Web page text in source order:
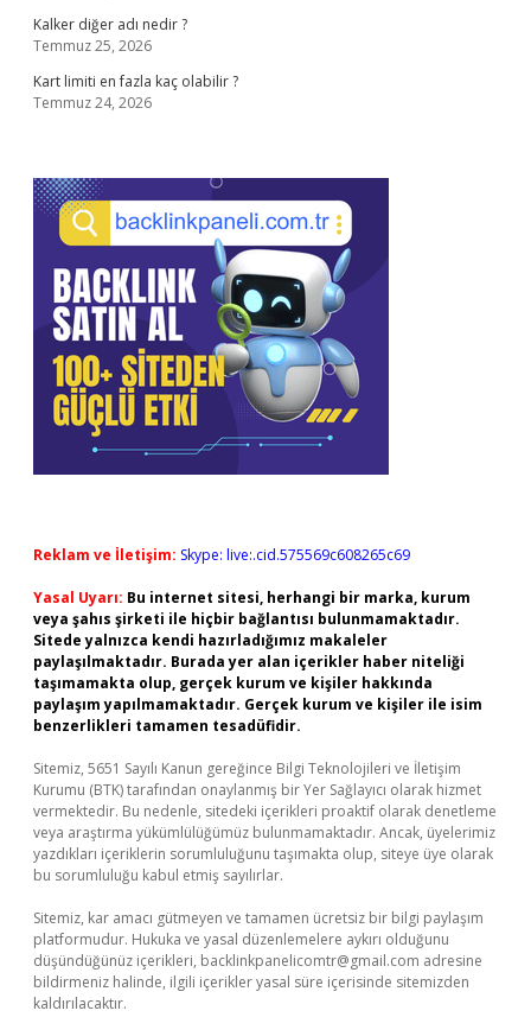
Kalker diğer adı nedir ?
Temmuz 25, 2026
Kart limiti en fazla kaç olabilir ?
Temmuz 24, 2026
Reklam ve İletişim: Skype: live:.cid.575569c608265c69
Yasal Uyarı: Bu internet sitesi, herhangi bir marka, kurum
veya şahıs şirketi ile hiçbir bağlantısı bulunmamaktadır.
Sitede yalnızca kendi hazırladığımız makaleler
paylaşılmaktadır. Burada yer alan içerikler haber niteliği
taşımamakta olup, gerçek kurum ve kişiler hakkında
paylaşım yapılmamaktadır. Gerçek kurum ve kişiler ile isim
benzerlikleri tamamen tesadüfidir.
Sitemiz, 5651 Sayılı Kanun gereğince Bilgi Teknolojileri ve İletişim
Kurumu (BTK) tarafından onaylanmış bir Yer Sağlayıcı olarak hizmet
vermektedir. Bu nedenle, sitedeki içerikleri proaktif olarak denetleme
veya araştırma yükümlülüğümüz bulunmamaktadır. Ancak, üyelerimiz
yazdıkları içeriklerin sorumluluğunu taşımakta olup, siteye üye olarak
bu sorumluluğu kabul etmiş sayılırlar.
Sitemiz, kar amacı gütmeyen ve tamamen ücretsiz bir bilgi paylaşım
platformudur. Hukuka ve yasal düzenlemelere aykırı olduğunu
düşündüğünüz içerikleri, backlinkpanelicomtr@gmail.com adresine
bildirmeniz halinde, ilgili içerikler yasal süre içerisinde sitemizden
kaldırılacaktır.